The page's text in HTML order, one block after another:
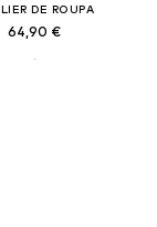
DE ROUPA
64,90 €